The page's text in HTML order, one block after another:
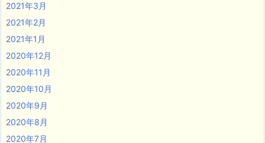
2021年3月
2021年2月
2021年1月
2020年12月
2020年11月
2020年10月
2020年9月
2020年8月
2020年7月